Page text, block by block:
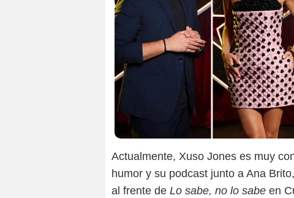
Actualmente, Xuso Jones es muy
humor y su podcast junto a Ana Brito,
al frente de Lo sabe, no lo sabe en